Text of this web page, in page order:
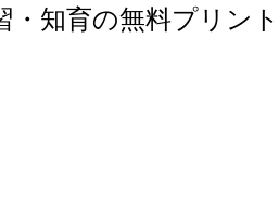
・知育の無料プリン